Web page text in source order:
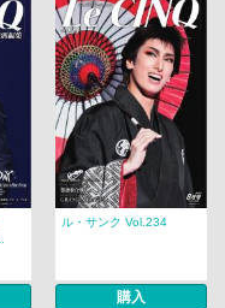
ル・サンク Vol.234
購入